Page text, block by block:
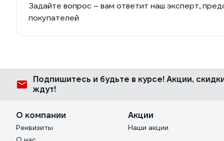
Задайте вопрос – вам ответит наш эксперт,
покупателей
Подпишитесь и будьте в курсе! Акции,
ждут!
О компании
Реквизиты
Акции
Наши акции